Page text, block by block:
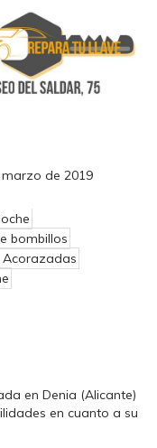
de su puerta,
protector o bombillo.
decide.
de 2019
bombillos
en Denia (Alicante)
en cuanto a su